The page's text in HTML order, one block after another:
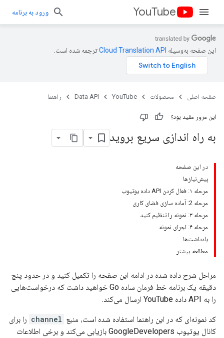
YouTube ورود به برنامه
این صفحه به‌وسیله ترجمه شده است.
صفحه اصلی محصولات YouTube
Data API راهنما
این مرور مفید بود؟
به راه اندازی سریع بروید
در این صفحه
پیش‌نیازها
مرحله ۱: فعال کردن API داده یوتیوب
مرحله 2: آماده سازی فضای کاری
مرحله ۳: نمونه را تنظیم کنید
مرحله ۴: اجرای نمونه
یادداشت‌ها
مطالعه بیشتر
مراحل شرح داده شده در ادامه این صفحه را تکمیل کنید و در حدود پنج
دقیقه یک برنامه خط فرمان ساده Go خواهید داشت که درخواست‌هایی
را به API داده YouTube ارسال می‌کند.
کد نمونه‌ای که در این راهنما استفاده شده است، منبع channel را برای
کانال یوتیوب GoogleDevelopers بازیابی می‌کند و برخی اطلاعات